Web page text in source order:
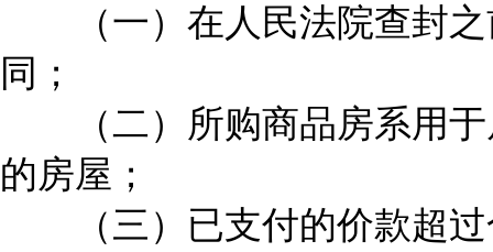
（一）在人民法院查封之
同；
（二）所购商品房系用于
的房屋；
（三）已支付的价款超过